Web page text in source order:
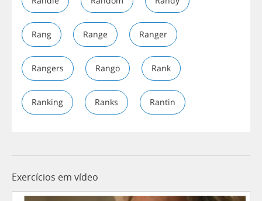
Rang Range Ranger
Rangers Rango Rank
Ranking Ranks Rantin
Exercícios em vídeo